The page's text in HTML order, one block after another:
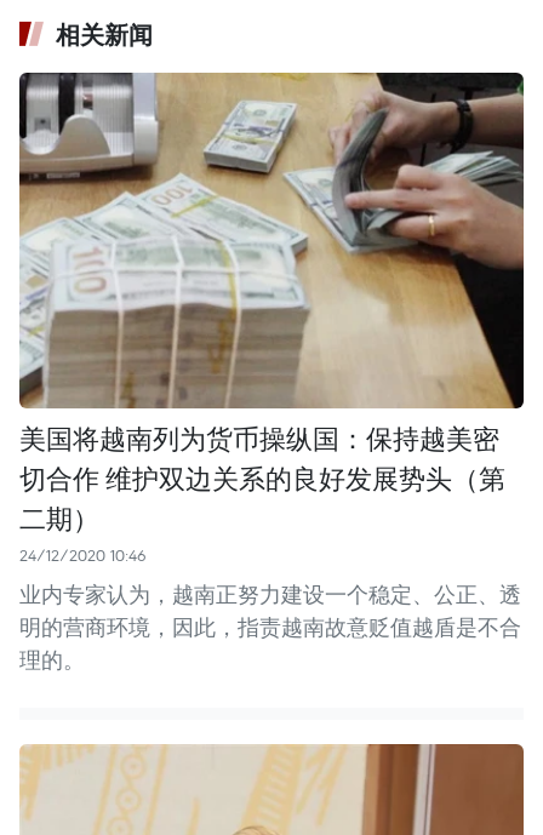
相关新闻
美国将越南列为货币操纵国：保持越美密
切合作 维护双边关系的良好发展势头（第
二期）
24/12/2020 10:46
业内专家认为，越南正努力建设一个稳定、公正、透
明的营商环境，因此，指责越南故意贬值越盾是不合
理的。